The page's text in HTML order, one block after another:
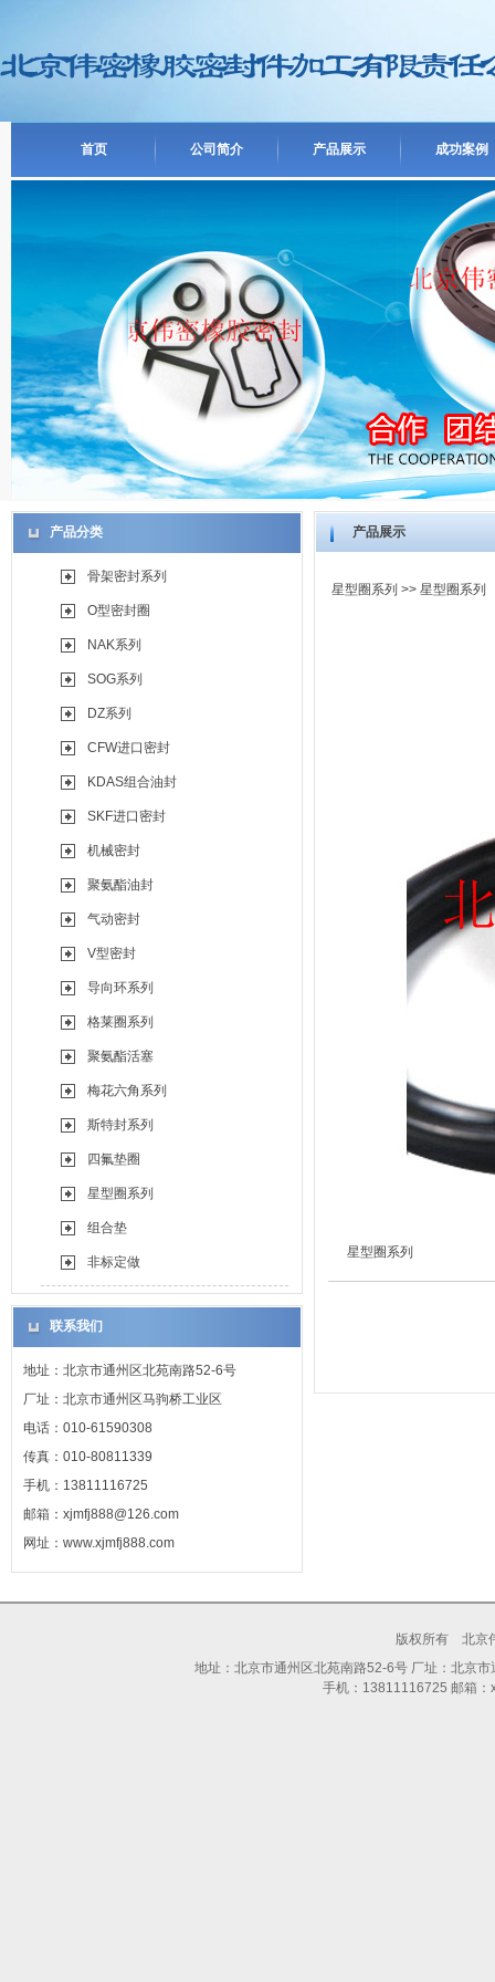
首页 公司简介 产品展示 成功案例
产品分类
骨架密封系列
O型密封圈
NAK系列
SOG系列
DZ系列
CFW进口密封
KDAS组合油封
SKF进口密封
机械密封
聚氨酯油封
气动密封
V型密封
导向环系列
格莱圈系列
聚氨酯活塞
梅花六角系列
斯特封系列
四氟垫圈
星型圈系列
组合垫
非标定做
联系我们
地址：北京市通州区北苑南路52-6号
厂址：北京市通州区马驹桥工业区
电话：010-61590308
传真：010-80811339
手机：13811116725
邮箱：xjmfj888@126.com
网址：www.xjmfj888.com
产品展示
星型圈系列 >> 星型圈系列
星型圈系列
版权所有 北京
地址：北京市通州区北苑南路52-6号 厂址：北京
手机：13811116725 邮箱